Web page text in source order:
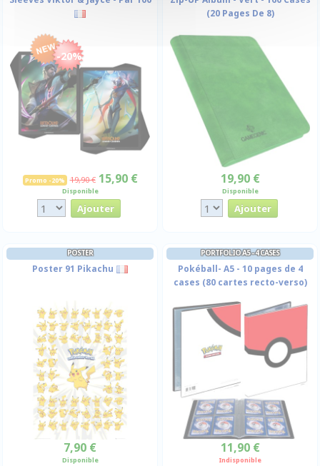
-20%
Promo -20% 19,90 € 15,90 €
Disponible
(20 Pages De 8)
19,90 €
Disponible
POSTER
Poster 91 Pikachu
7,90 €
Disponible
PORTFOLIO A5 - 4 CASES
Pokéball- A5 - 10 pages de 4
cases (80 cartes recto-verso)
11,90 €
Indisponible